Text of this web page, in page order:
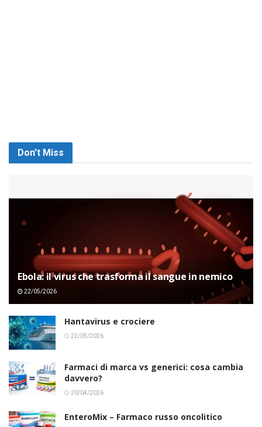
Don't Miss
Ebola: il virus che trasforma il sangue in nemico
22/05/2026
Hantavirus e crociere
22/05/2026
Farmaci di marca vs generici: cosa cambia
davvero?
20/04/2026
EnteroMix – Farmaco russo oncolitico